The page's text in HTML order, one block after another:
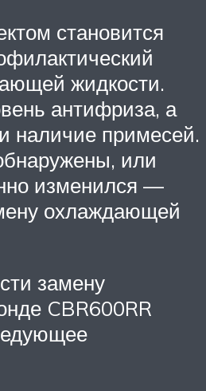
становится
жидкости.
антифриза, а
наличие примесей.
или
изменился —
охлаждающей
замену
CBR600RR